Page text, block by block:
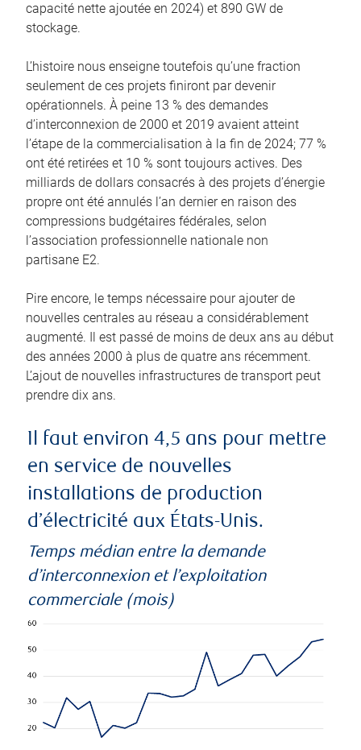
capacité nette ajoutée en 2024) et 890 GW de
stockage.
L’histoire nous enseigne toutefois qu’une fraction
seulement de ces projets finiront par devenir
opérationnels. À peine 13 % des demandes
d’interconnexion de 2000 et 2019 avaient atteint
l’étape de la commercialisation à la fin de 2024; 77 %
ont été retirées et 10 % sont toujours actives. Des
milliards de dollars consacrés à des projets d’énergie
propre ont été annulés l’an dernier en raison des
compressions budgétaires fédérales, selon
l’association professionnelle nationale non
partisane E2.
Pire encore, le temps nécessaire pour ajouter de
nouvelles centrales au réseau a considérablement
augmenté. Il est passé de moins de deux ans au début
des années 2000 à plus de quatre ans récemment.
L’ajout de nouvelles infrastructures de transport peut
prendre dix ans.
Il faut environ 4,5 ans pour mettre
en service de nouvelles
installations de production
d’électricité aux États-Unis.
Temps médian entre la demande
d’interconnexion et l’exploitation
commerciale (mois)